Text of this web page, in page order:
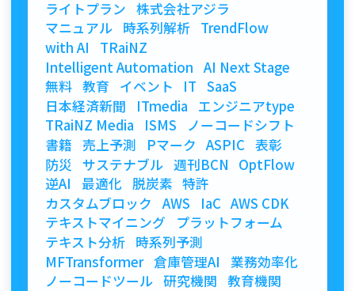
ライトプラン 株式会社アジラ
マニュアル 時系列解析 TrendFlow
with AI
TRaiNZ
Intelligent Automation AI Next Stage
無料 教育 イベント IT SaaS
日本経済新聞
ITmedia
エンジニアtype
TRaiNZ Media
ISMS
ノーコードシフト
書籍
売上予測 Pマーク ASPIC 表彰
防災 サステナブル 週刊BCN
OptFlow
逆AI
最適化 脱炭素 特許
カスタムブロック
AWS IaC AWS CDK
テキストマイニング
プラットフォーム
テキスト分析 時系列予測
MFTransformer 倉庫管理AI
業務効率化
ノーコードツール 研究機関 教育機関